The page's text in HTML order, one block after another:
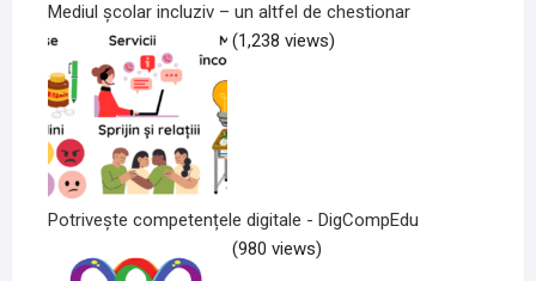
Mediul școlar incluziv – un altfel de chestionar
(1,238 views)
Potrivește competențele digitale - DigCompEdu
(980 views)